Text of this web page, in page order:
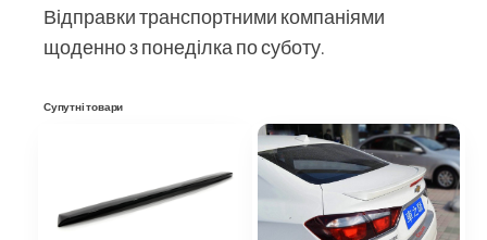
Відправки транспортними компаніями
щоденно з понеділка по суботу.
Супутні товари